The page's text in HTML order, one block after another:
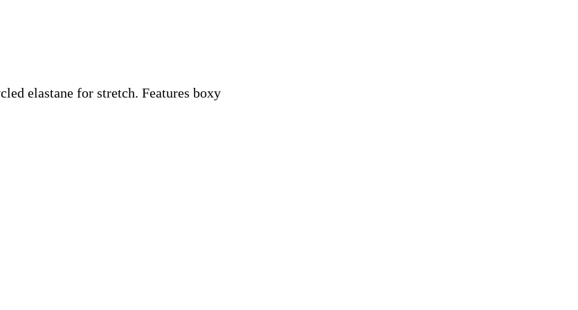
elastane for stretch. Features boxy